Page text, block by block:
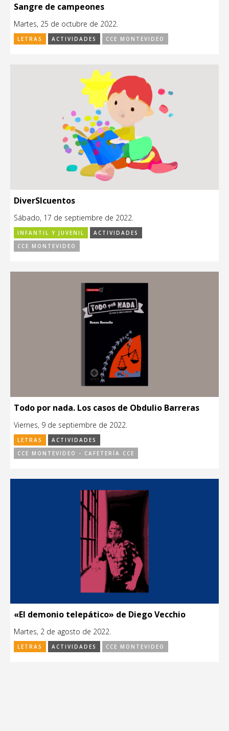
Sangre de campeones
Martes, 25 de octubre de 2022.
LETRAS ACTIVIDADES CCE MONTEVIDEO
DiverSIcuentos
Sábado, 17 de septiembre de 2022.
INFANTIL Y JUVENIL
ACTIVIDADES
CCE MONTEVIDEO
Todo por nada. Los casos de Obdulio Barreras
Viernes, 9 de septiembre de 2022.
LETRAS
ACTIVIDADES
CCE MONTEVIDEO - CAFETERÍA CCE
«El demonio telepático» de Diego Vecchio
Martes, 2 de agosto de 2022.
LETRAS ACTIVIDADES CCE MONTEVIDEO